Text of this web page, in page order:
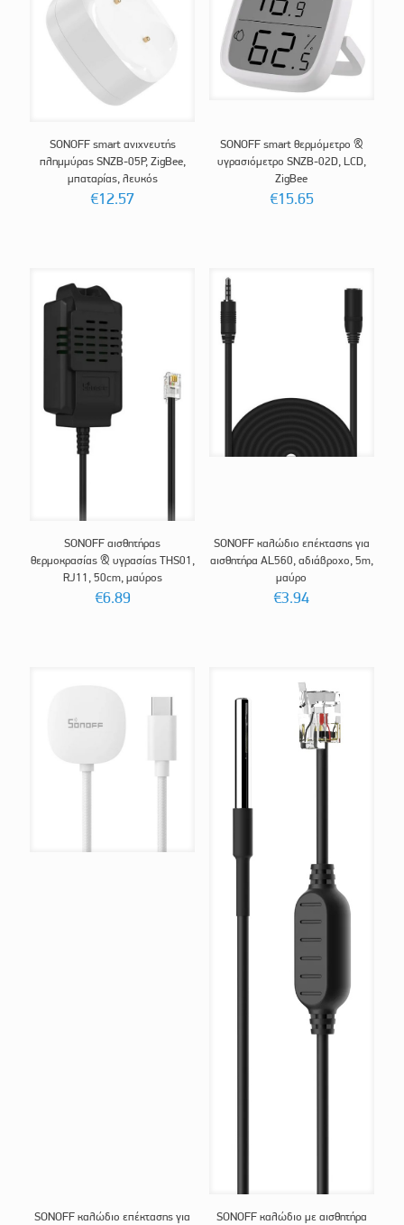
SONOFF smart ανιχνευτής
πλημμύρας SNZB-05P, ZigBee,
μπαταρίας, λευκός
€12.57
SONOFF smart θερμόμετρο &
υγρασιόμετρο SNZB-02D, LCD,
ZigBee
€15.65
SONOFF αισθητήρας
θερμοκρασίας & υγρασίας THS01,
RJ11, 50cm, μαύρος
€6.89
SONOFF καλώδιο επέκτασης για
αισθητήρα AL560, αδιάβροχο, 5m,
μαύρο
€3.94
SONOFF καλώδιο επέκτασης για
SONOFF καλώδιο με αισθητήρα